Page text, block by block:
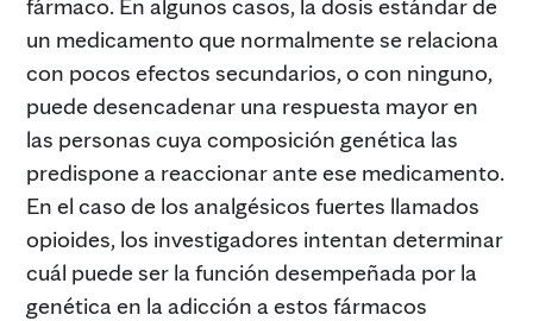
un medicamento que normalmente se relaciona
con pocos efectos secundarios, o con ninguno,
puede desencadenar una respuesta mayor en
las personas cuya composición genética las
predispone a reaccionar ante ese medicamento.
En el caso de los analgésicos fuertes llamados
opioides, los investigadores intentan determinar
cuál puede ser la función desempeñada por la
genética en la adicción a estos fármacos